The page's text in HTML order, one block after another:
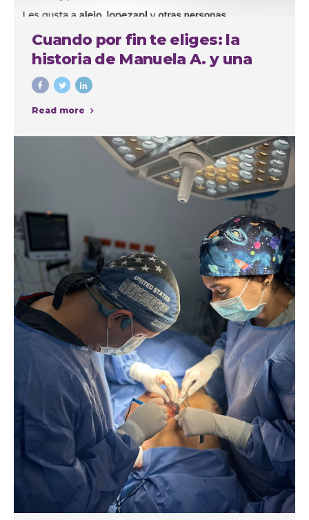
Cuando por fin te eliges: la
historia de Manuela A. y una
experiencia cuidada de
principio a fin
Read more